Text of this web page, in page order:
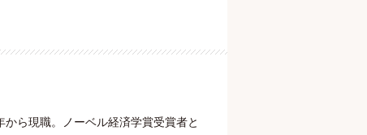
ら現職。ノーベル経済学賞受賞者と